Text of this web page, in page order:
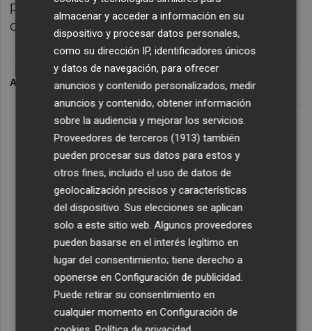
popular francésFrançois-Xavier Bellamy
como tesorero del partido.
ARCHIVADO EN PARTIDO POPULAR EUROPA VALÈNCIA
almacenar y acceder a información en su
dispositivo y procesar datos personales,
como su dirección IP, identificadores únicos
y datos de navegación, para ofrecer
anuncios y contenido personalizados, medir
anuncios y contenido, obtener información
sobre la audiencia y mejorar los servicios.
Proveedores de terceros (1913) también
pueden procesar sus datos para estos y
otros fines, incluido el uso de datos de
geolocalización precisos y características
del dispositivo. Sus elecciones se aplican
solo a este sitio web. Algunos proveedores
pueden basarse en el interés legítimo en
lugar del consentimiento; tiene derecho a
oponerse enConfiguración de publicidad.
Puede retirar su consentimiento en
cualquier momento enConfiguración de